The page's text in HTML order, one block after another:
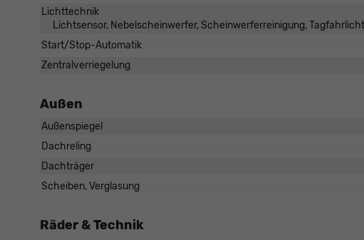
Lichttechnik
Lichtsensor, Nebelscheinwerfer, Scheinwerferreinigung,
Start/Stop-Automatik
Zentralverriegelung
Außen
Außenspiegel
Dachreling
Dachträger
Scheiben, Verglasung
Räder & Technik